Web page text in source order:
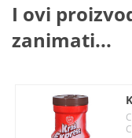
I ovi
zanimati...